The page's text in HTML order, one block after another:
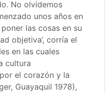
No olvidemos
unos años en
las cosas en su
objetiva’, corría el
en las cuales
cultura
el corazón y la
Guayaquil 1978),